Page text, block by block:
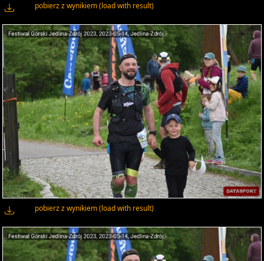
pobierz z wynikiem (load with result)
pobierz z wynikiem (load with result)